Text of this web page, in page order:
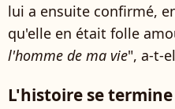
lui a ensuite confirmé,
qu'elle en était folle
l'homme de ma vie", a-t-
L'histoire se